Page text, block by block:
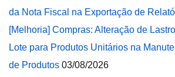
da Nota Fiscal na Exportação de
[Melhoria] Compras: Alteração de
Lote para Produtos Unitários na
de Produtos 03/08/2026